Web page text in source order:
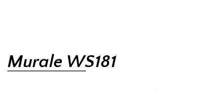
Murale WS181